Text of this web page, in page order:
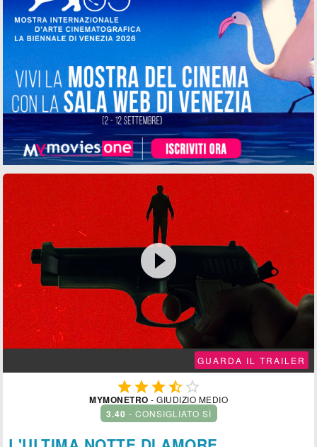

GUARDA IL TRAILER
 
MYMONETRO - GIUDIZIO MEDIO
3.40 - CONSIGLIATO SÌ